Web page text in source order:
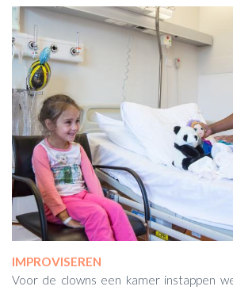
IMPROVISEREN
Voor de clowns een kamer instappen